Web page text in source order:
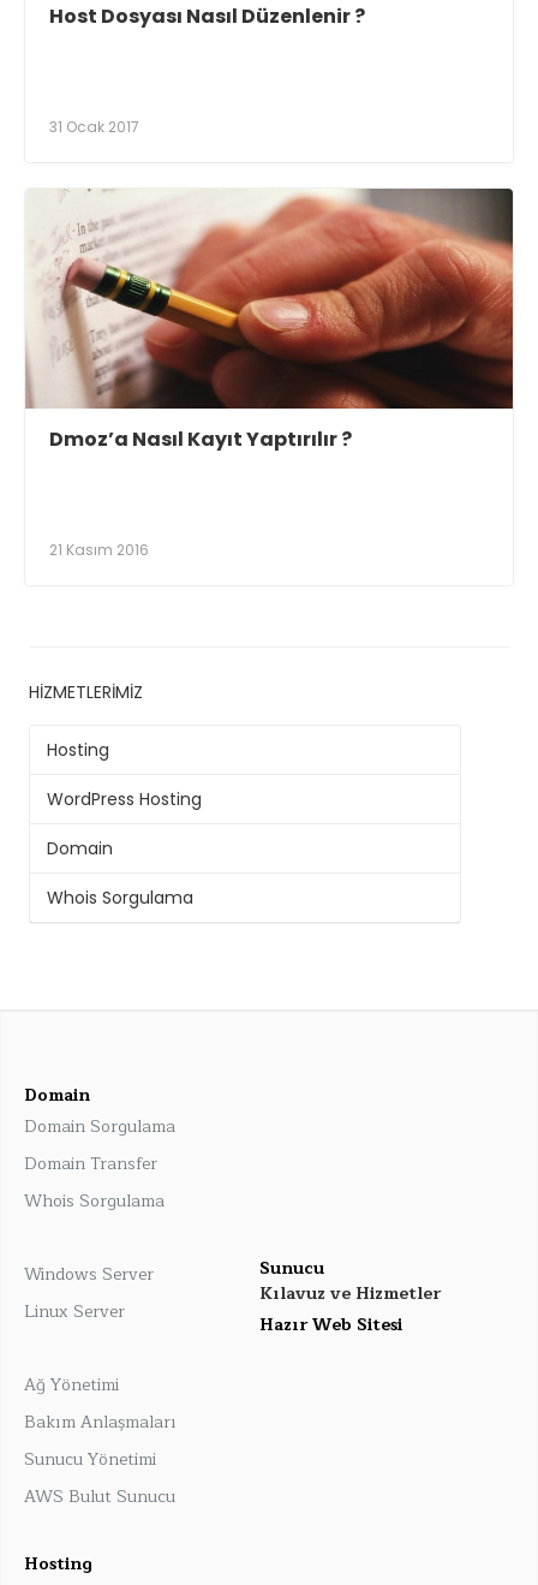
Host Dosyası Nasıl Düzenlenir ?
31 Ocak 2017
Dmoz’a Nasıl Kayıt Yaptırılır ?
21 Kasım 2016
HIZMETLERIMIZ
Hosting
WordPress Hosting
Domain
Whois Sorgulama
Domain
Domain Sorgulama
Domain Transfer
Whois Sorgulama
Sunucu
Windows Server
Linux Server
Kılavuz ve Hizmetler
Ağ Yönetimi
Bakım Anlaşmaları
Sunucu Yönetimi
AWS Bulut Sunucu
Hazır Web Sitesi
Hosting